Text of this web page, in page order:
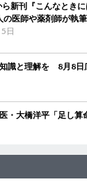
ら新刊『こんなとき
の医師や薬剤師が執筆
日
識と理解を 8月8日
・大橋洋平「足し